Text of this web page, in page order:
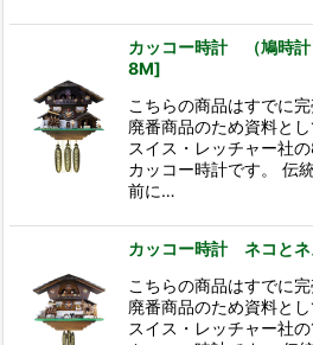
カッコー時計 （鳩時
8M]
こちらの商品はすでに
廃番商品のため資料とし
スイス・レッチャー社
カッコー時計です。 伝
前に…
カッコー時計 ネコとネ
こちらの商品はすでに
廃番商品のため資料とし
スイス・レッチャー社